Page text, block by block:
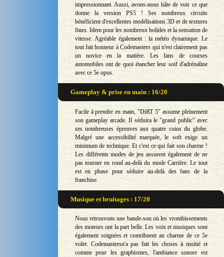
impressionnant. Aussi, avons-nous hâte de voir ce que
donne la version PS5 ! Ses nombreux circuits
bénéficient d'excellentes modélisations 3D et de textures
fines. Idem pour les nombreux bolides et la sensation de
vitesse. Agréable également : la météo dynamique. Le
tout fait honneur à Codemasters qui n'est clairement pas
un novice en la matière. Les fans de courses
automobiles ont de quoi étancher leur soif d'adrénaline
avec ce 5e opus.
Gameplay & prise en main : 16/20
Facile à prendre en main, "DiRT 5" assume pleinement
son gameplay arcade. Il séduira le "grand public" avec
ses nombreuses épreuves aux quatre coins du globe.
Malgré une accessibilité marquée, le soft exige un
minimum de technique. Et c'est ce qui fait son charme !
Les différents modes de jeu assurent également de ne
pas tourner en rond au-delà du mode Carrière. Le tout
est en phase pour séduire au-delà des fans de la
franchise.
Musique et bruitages : 17/20
Nous retrouvons une bande-son où les vrombissements
des moteurs ont la part belle. Les voix et musiques sont
également soignées et contribuent au charme de ce 5e
volet. Codemastersn'a pas fait les choses à moitié et
comme pour les graphismes, l'ambiance sonore est